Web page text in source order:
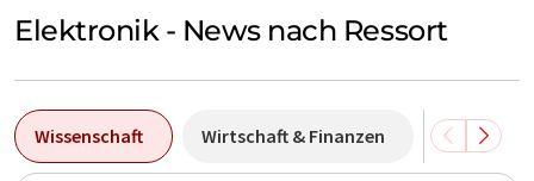
Elektronik - News nach Ressort
Wissenschaft Wirtschaft & Finanzen